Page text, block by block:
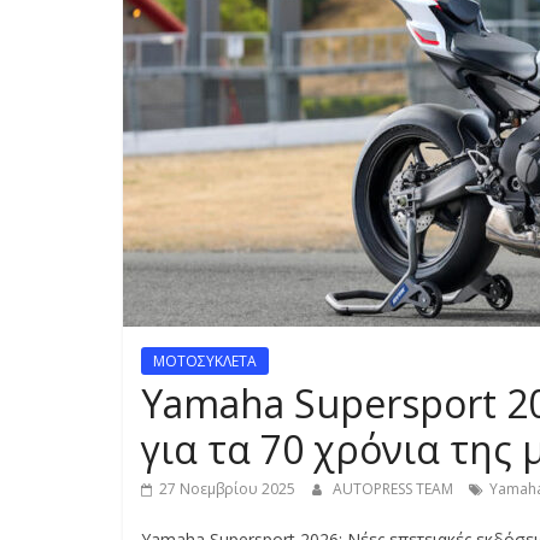
S
S
C
A
R
S
,
O
ΜΟΤΟΣΥΚΛΕΤΑ
Yamaha Supersport
για τα 70 χρόνια της
27 Νοεμβρίου 2025 AUTOPRESS TEAM